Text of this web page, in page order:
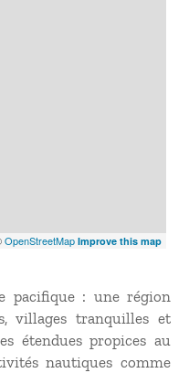
OpenStreetMap Improve this map
pacifique : une région
villages tranquilles et
étendues propices au
nautiques comme